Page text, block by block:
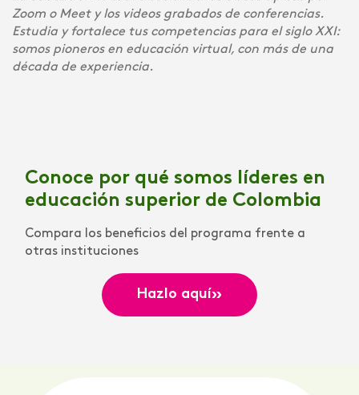
Zoom o Meet y los videos grabados de conferencias.
Estudia y fortalece tus competencias para el siglo XXI:
somos pioneros en educación virtual, con más de una
década de experiencia.
Conoce por qué somos líderes en
educación superior de Colombia
Compara los beneficios del programa frente a
otras instituciones
Hazlo aquí»